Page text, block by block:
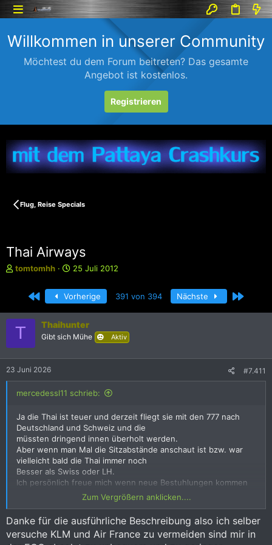
Willkommen in unserer Community
Möchtest du dem Forum beitreten? Das gesamte
Angebot ist kostenlos.
Registrieren
Flug, Reise Specials
Thai Airways
E
e
tomtomhh
E
s
t
e
l
l
25 Juli 2012
Erste Vorherige 391 von 394 Nächste Letzte
T Thaihunter
Gibt sich Mühe Aktiv
23 Juni 2026 #7.411
mercedessl11 schrieb:
Ja die Thai ist teuer und derzeit fliegt sie mit den 777 nach
Deutschland und Schweiz und die
müssten dringend innen überholt werden.
Aber wenn man Mal die Sitzabstände anschaut ist bzw. war
vielleicht bald die Thai immer noch
Besser als Swiss oder LH.
Ich persönlich freue mich wenn neue Bestuhlungen kommen
und werde nach Möglichkeit dann
Wie gesagt wir meckern hier auf hohem Niveau. Wenn ich
dann zwei Kumpels von mir sehe,
Besonders einer davon, die schwärmen von AirFrance und
Zum Vergrößern anklicken....
Danke für die ausführliche Beschreibung also ich selber
versuche KLM und Air France zu vermeiden sind mir in